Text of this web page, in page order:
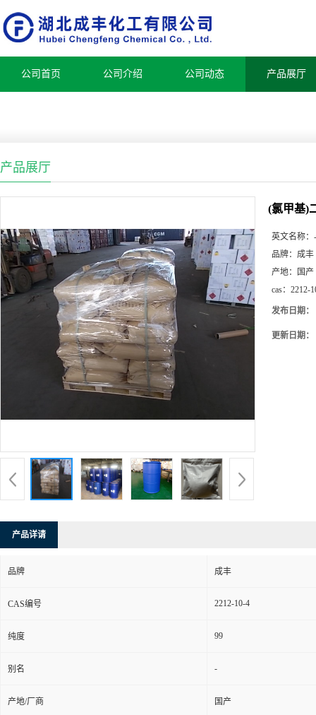
公司首页 公司介绍 公司动态 产品展厅
产品展厅
(氯甲基)
英文名称： -
品牌： 成丰
产地：
国产
cas： 2212-
发布日期：
更新日期：
产品详请
品牌 成丰
CAS编号 2212-10-4
纯度 99
别名 -
产地/厂商 国产